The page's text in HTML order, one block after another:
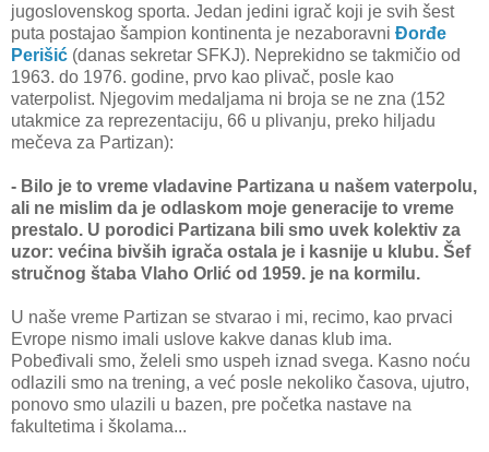
jugoslovenskog sporta. Jedan jedini igrač koji je svih šest
puta postajao šampion kontinenta je nezaboravni Đorđe
Perišić (danas sekretar SFKJ). Neprekidno se takmičio od
1963. do 1976. godine, prvo kao plivač, posle kao
vaterpolist. Njegovim medaljama ni broja se ne zna (152
utakmice za reprezentaciju, 66 u plivanju, preko hiljadu
mečeva za Partizan):
- Bilo je to vreme vladavine Partizana u našem vaterpolu,
ali ne mislim da je odlaskom moje generacije to vreme
prestalo. U porodici Partizana bili smo uvek kolektiv za
uzor: većina bivših igrača ostala je i kasnije u klubu. Šef
stručnog štaba Vlaho Orlić od 1959. je na kormilu.
U naše vreme Partizan se stvarao i mi, recimo, kao prvaci
Evrope nismo imali uslove kakve danas klub ima.
Pobeđivali smo, želeli smo uspeh iznad svega. Kasno noću
odlazili smo na trening, a već posle nekoliko časova, ujutro,
ponovo smo ulazili u bazen, pre početka nastave na
fakultetima i školama...